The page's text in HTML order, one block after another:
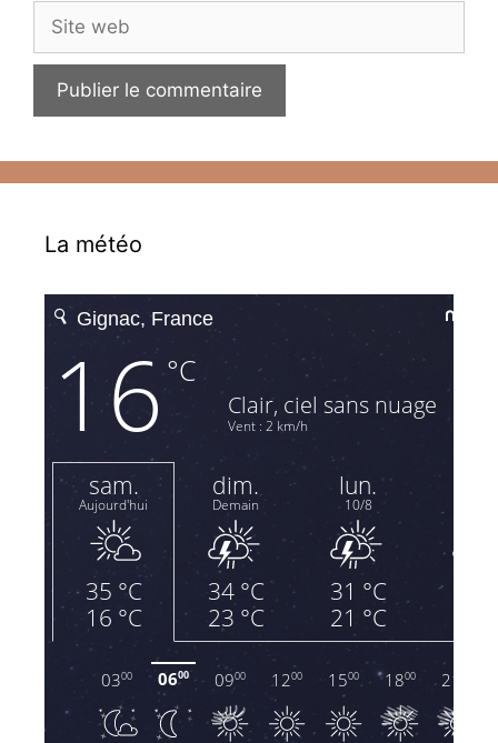
Site
web
La météo